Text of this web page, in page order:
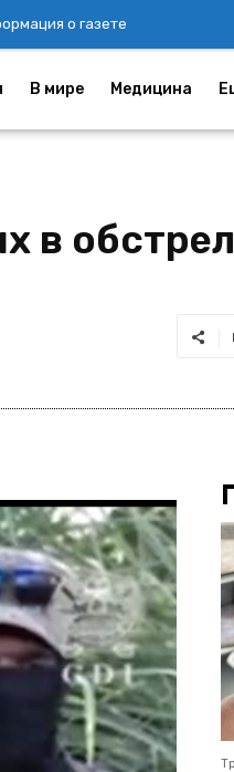
о газете
В мире Медицина
в